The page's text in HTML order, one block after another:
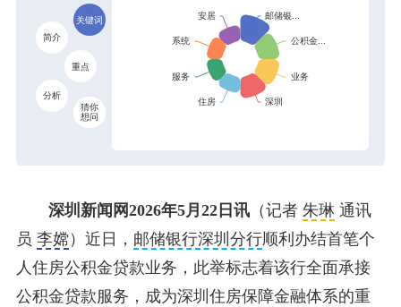
关键词
简介
重点
分析
猜你
想问
深圳新闻网2026年5月22日讯（记者 朱琳通讯
员 李嫦 ）近日， 邮储银行深圳分行顺利办结首笔个
人住房公积金贷款业务，此举标志着该行全面承接
公积金贷款服务，成为深圳住房保障金融体系的重